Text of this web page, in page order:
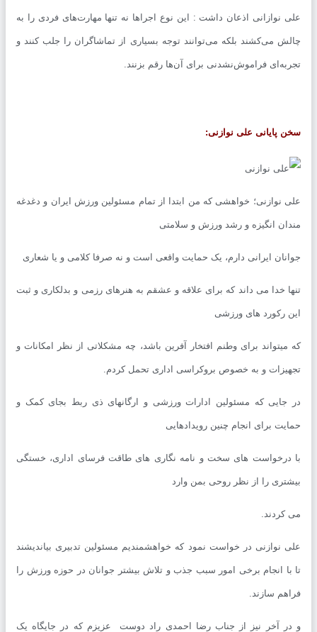
نوازانی اذعان داشت : این نوع اجراها نه تنها مهارت‌های فردی را به
می‌کشند بلکه می‌توانند توجه بسیاری از تماشاگران را جلب کنند و
فراموش‌نشدنی برای آن‌ها رقم بزنند.
پایانی علی نوازنی:
نوازنی؛ خواهشی که من ابتدا از تمام مسئولین ورزش ایران و دغدغه
انگیزه و رشد ورزش و سلامتی
ایرانی دارم، یک حمایت واقعی است و نه صرفا کلامی و یا شعاری
خدا می داند که برای علاقه و عشقم به هنرهای رزمی و بدلکاری و ثبت
رکورد های ورزشی
برای وطنم افتخار آفرین باشد، چه مشکلاتی از نظر امکانات و
و به خصوص بروکراسی اداری تحمل کردم.
جایی که مسئولین ادارات ورزشی و ارگانهای ذی ربط بجای کمک و
برای انجام چنین رویدادهایی
درخواست های سخت و نامه نگاری های طاقت فرسای اداری، خستگی
را از نظر روحی بمن وارد
نوازنی در خواست نمود که خواهشمندیم مسئولین تدبیری بیاندیشند
انجام برخی امور سبب جذب و تلاش بیشتر جوانان در حوزه ورزش را
سازند.
آخر نیز از جناب رضا احمدی راد دوست عزیزم که در جایگاه یک